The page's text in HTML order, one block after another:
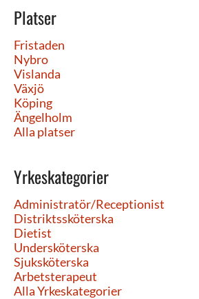
Platser
Fristaden
Nybro
Vislanda
Växjö
Köping
Ängelholm
Alla platser
Yrkeskategorier
Administratör/Receptionist
Distriktssköterska
Dietist
Undersköterska
Sjuksköterska
Arbetsterapeut
Alla Yrkeskategorier